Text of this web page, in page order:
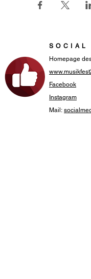
SOCIAL
Homepage
Facebook
Instagram
Mail: